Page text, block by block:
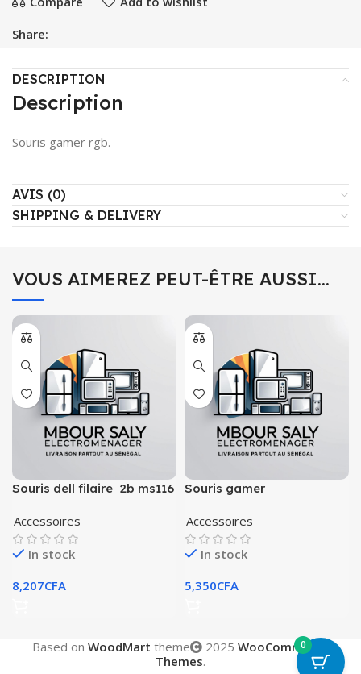
Share:
DESCRIPTION
Description
Souris gamer rgb.
AVIS (0)
SHIPPING & DELIVERY
VOUS AIMEREZ PEUT-ÊTRE AUSSI…
Souris dell filaire 2b ms116
Accessoires
In stock
8,207CFA
Souris gamer
Accessoires
In stock
5,350CFA
Based on WoodMart theme 2025 WooCommerce
Themes.
0